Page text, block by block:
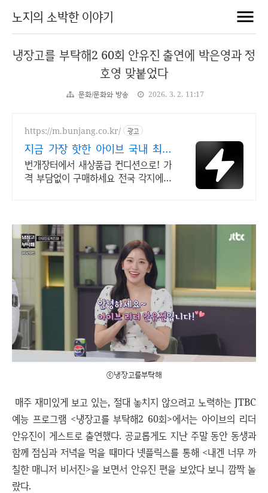
노지의 소박한 이야기
냉장고를 부탁해2 60회 안유진 출연에 박은영과 정
호영 맞붙었다
문화/문화와 방송 2026. 3. 2. 11:17
https://m.bunjang.co.kr/ 광고
지금 가장 핫한 아이브 국내 최대
브랜드 중고거래
번개장터에서 새상품급 컨디션으로! 가
격 부담없이 구매하세요 전국 각지에서
ⓒ냉장고를부탁해
매주 재미있게 보고 있는, 절대 놓치지 않으려고 노력하는 JTBC
예능 프로그램 <냉장고를 부탁해2 60회>에서는 아이브의 리더
안유진이 게스트로 출연했다. 공교롭게도 지난 주말 동안 동생과
함께 점심과 저녁을 먹을 때마다 넷플릭스를 통해 <내겐 너무 까
칠한 매니저 비서진>을 보면서 안유진 편을 보았다 보니 깜짝 놀
랐다.